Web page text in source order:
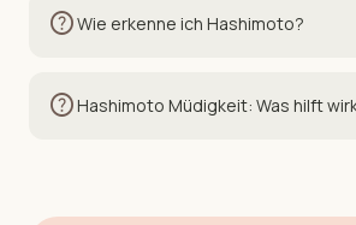
helpWie erkenne ich Hashimoto?
helpHashimoto Müdigkeit: Was hilft